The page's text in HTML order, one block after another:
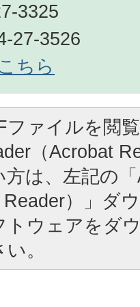
3325
27-3526
ちら
ファイルを閲
（Acrobat
は、左記の
）」ダ
トウェアをダ
。